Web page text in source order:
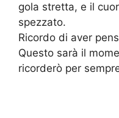
gola stretta, e il
spezzato.
Ricordo di aver
Questo sarà il
ricorderò per